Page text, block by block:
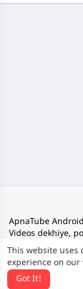
This website uses
experience on our
Got It!
ApnaTube
Videos dekhiye,
kijiye. Download
https://